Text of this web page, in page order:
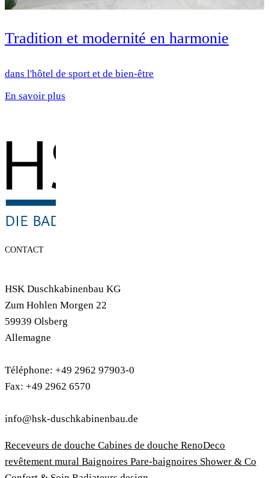
Tradition et modernité en harmonie
dans l'hôtel de sport et de bien-être
En savoir plus
CONTACT
HSK Duschkabinenbau KG
Zum Hohlen Morgen 22
59939 Olsberg
Allemagne
Téléphone: +49 2962 97903-0
Fax: +49 2962 6570
info@hsk-duschkabinenbau.de
Receveurs de douche Cabines de douche RenoDeco
revêtement mural Baignoires Pare-baignoires Shower & Co